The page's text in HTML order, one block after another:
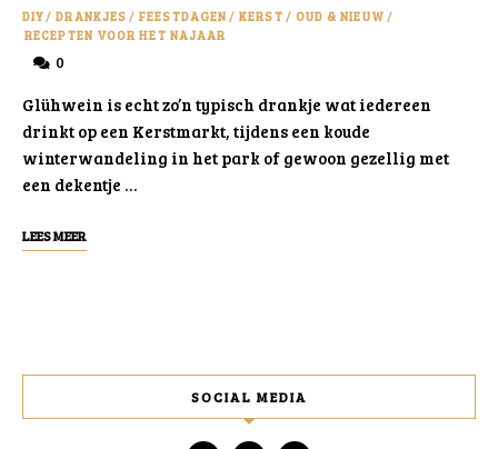
DIY/ DRANKJES / FEESTDAGEN/ KERST / OUD & NIEUW /
RECEPTEN VOOR HET NAJAAR
0
Glühwein is echt zo’n typisch drankje wat iedereen
drinkt op een Kerstmarkt, tijdens een koude
winterwandeling in het park of gewoon gezellig met
een dekentje …
LEES MEER
SOCIAL MEDIA